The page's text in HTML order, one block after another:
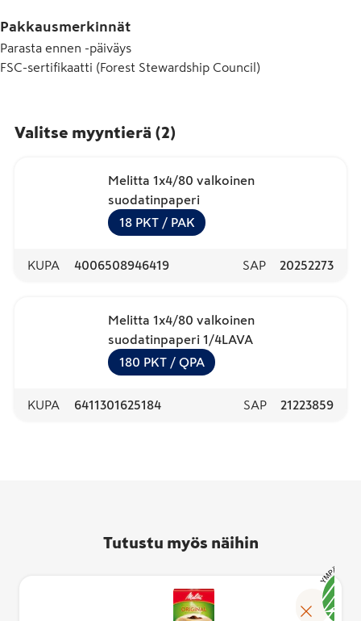
Pakkausmerkinnät
Parasta ennen -päiväys
FSC-sertifikaatti (Forest Stewardship Council)
Valitse myyntierä (2)
Melitta 1x4/80 valkoinen
suodatinpaperi
18 PKT / PAK
KUPA 4006508946419 SAP 20252273
Melitta 1x4/80 valkoinen
suodatinpaperi 1/4LAVA
180 PKT / QPA
KUPA 6411301625184 SAP 21223859
Tutustu myös näihin